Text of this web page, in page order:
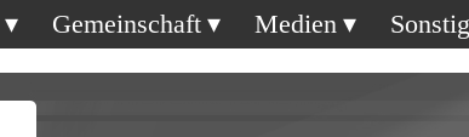
Gemeinschaft Medien